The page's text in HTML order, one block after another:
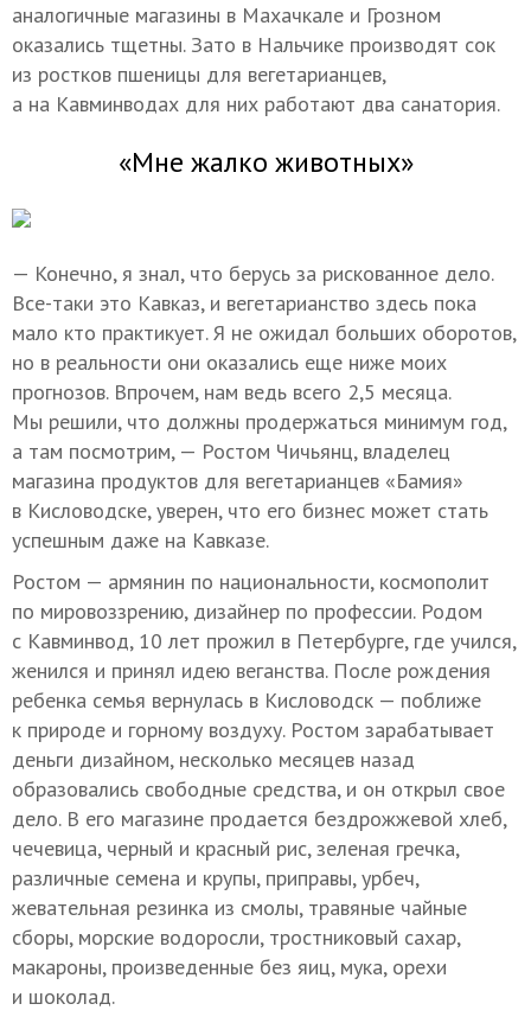
аналогичные магазины в Махачкале и Грозном
оказались тщетны. Зато в Нальчике производят сок
из ростков пшеницы для вегетарианцев,
а на Кавминводах для них работают два санатория.
«Мне жалко животных»
— Конечно, я знал, что берусь за рискованное дело.
Все-таки это Кавказ, и вегетарианство здесь пока
мало кто практикует. Я не ожидал больших оборотов,
но в реальности они оказались еще ниже моих
прогнозов. Впрочем, нам ведь всего 2,5 месяца.
Мы решили, что должны продержаться минимум год,
а там посмотрим, — Ростом Чичьянц, владелец
магазина продуктов для вегетарианцев «Бамия»
в Кисловодске, уверен, что его бизнес может стать
успешным даже на Кавказе.
Ростом — армянин по национальности, космополит
по мировоззрению, дизайнер по профессии. Родом
с Кавминвод, 10 лет прожил в Петербурге, где учился,
женился и принял идею веганства. После рождения
ребенка семья вернулась в Кисловодск — поближе
к природе и горному воздуху. Ростом зарабатывает
деньги дизайном, несколько месяцев назад
образовались свободные средства, и он открыл свое
дело. В его магазине продается бездрожжевой хлеб,
чечевица, черный и красный рис, зеленая гречка,
различные семена и крупы, приправы, урбеч,
жевательная резинка из смолы, травяные чайные
сборы, морские водоросли, тростниковый сахар,
макароны, произведенные без яиц, мука, орехи
и шоколад.